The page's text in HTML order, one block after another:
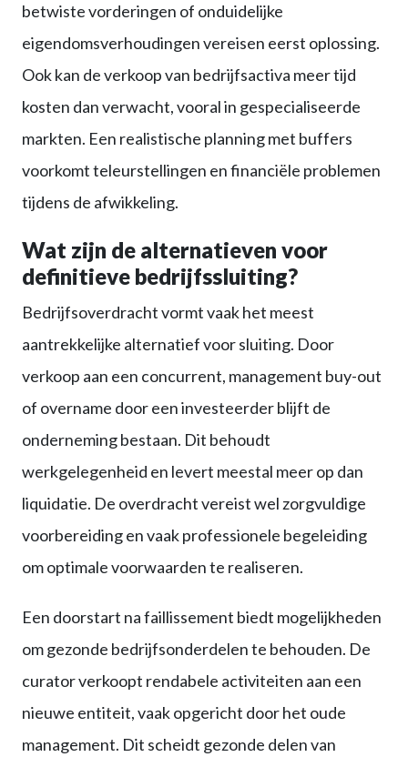
betwiste vorderingen of onduidelijke
eigendomsverhoudingen vereisen eerst oplossing.
Ook kan de verkoop van bedrijfsactiva meer tijd
kosten dan verwacht, vooral in gespecialiseerde
markten. Een realistische planning met buffers
voorkomt teleurstellingen en financiële problemen
tijdens de afwikkeling.
Wat zijn de alternatieven voor
definitieve bedrijfssluiting?
Bedrijfsoverdracht vormt vaak het meest
aantrekkelijke alternatief voor sluiting. Door
verkoop aan een concurrent, management buy-out
of overname door een investeerder blijft de
onderneming bestaan. Dit behoudt
werkgelegenheid en levert meestal meer op dan
liquidatie. De overdracht vereist wel zorgvuldige
voorbereiding en vaak professionele begeleiding
om optimale voorwaarden te realiseren.
Een doorstart na faillissement biedt mogelijkheden
om gezonde bedrijfsonderdelen te behouden. De
curator verkoopt rendabele activiteiten aan een
nieuwe entiteit, vaak opgericht door het oude
management. Dit scheidt gezonde delen van